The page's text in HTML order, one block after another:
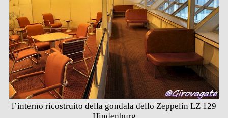
l’interno ricostruito della gondala dello Zeppelin LZ 129